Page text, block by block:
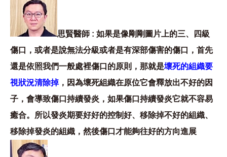
思賢醫師 : 如果是像剛剛圖片上的三、四級
傷口，或者是說無法分級或者是有深部傷害的傷口，首先
還是依照我們一般處裡傷口的原則，那就是壞死的組織要
視狀況清除掉，因為壞死組織在原位它會釋放出不好的因
子，會導致傷口持續發炎，如果傷口持續發炎它就不容易
癒合。所以發炎期要好好的控制好、移除掉不好的組織、
移除掉發炎的組織，然後傷口才能夠往好的方向進展